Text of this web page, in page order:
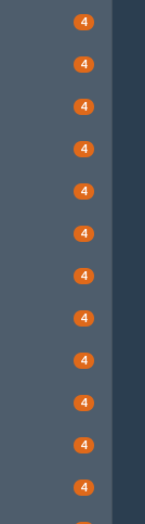
4
4
4
4
4
4
4
4
4
4
4
4